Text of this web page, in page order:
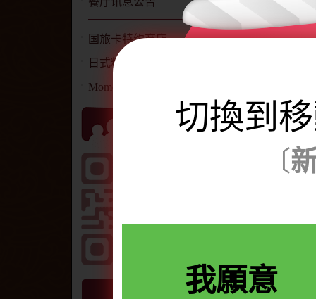
国旅卡特约商店
日式料理简介
Momoya 网站声明
牡丹虾
海胆
大蛤仔
生干贝
切換到
〔
我願意